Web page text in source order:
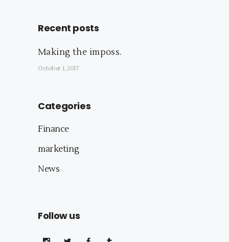
Recent posts
Making the imposs.
October 1, 2017
Categories
Finance
marketing
News
Follow us